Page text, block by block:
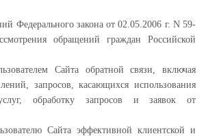
Федерального закона от 02.05.2006 г. N 59-
обращений граждан Российской
Сайта обратной связи, включая
запросов, касающихся использования
обработку запросов и заявок от
Сайта эффективной клиентской и